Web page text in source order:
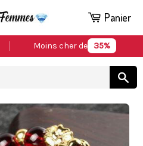
Moins cher de 35%
Panier